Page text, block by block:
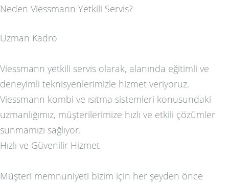
Neden Viessmann Yetkili Servis?
Uzman Kadro
Viessmann yetkili servis olarak, alanında eğitimli ve
deneyimli teknisyenlerimizle hizmet veriyoruz.
Viessmann kombi ve ısıtma sistemleri konusundaki
uzmanlığımız, müşterilerimize hızlı ve etkili çözümler
sunmamızı sağlıyor.
Hızlı ve Güvenilir Hizmet
Müşteri memnuniyeti bizim için her şeyden önce